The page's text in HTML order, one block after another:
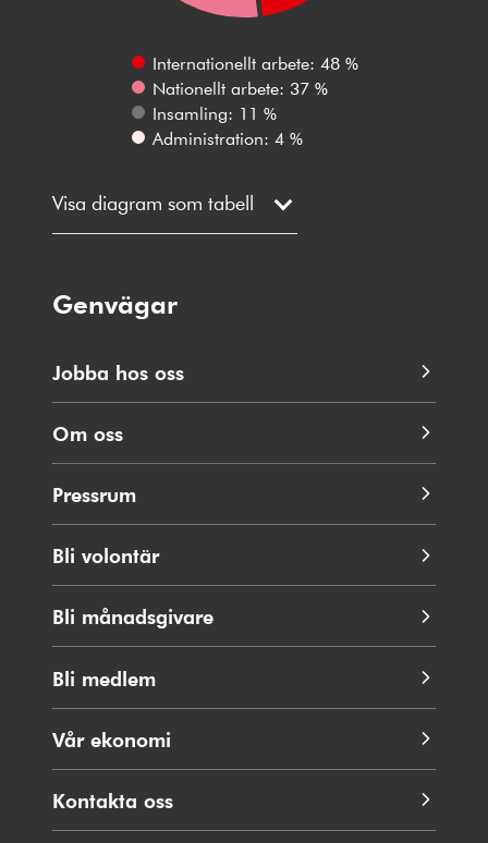
Internationellt arbete: 48 %
Nationellt arbete: 37 %
Insamling: 11 %
Administration: 4 %
Visa diagram som tabell
Genvägar
Jobba hos oss
Om oss
Pressrum
Bli volontär
Bli månadsgivare
Bli medlem
Vår ekonomi
Kontakta oss